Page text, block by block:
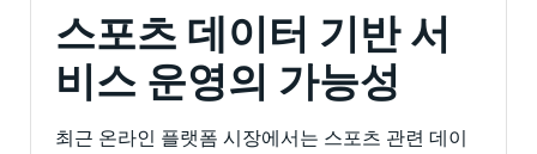
스포츠 데이터 기반 서
비스 운영의 가능성
최근 온라인 플랫폼 시장에서는 스포츠 관련 데이